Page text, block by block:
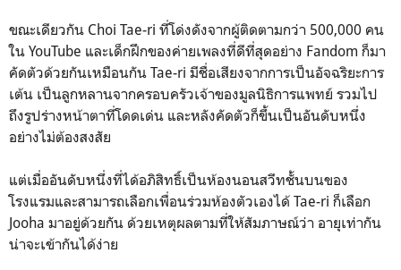
ขณะเดียวกัน Choi Tae-ri ที่โด่งดังจากผู้ติดตามกว่า 500,000 คน
ใน YouTube และเด็กฝึกของค่ายเพลงที่ดีที่สุดอย่าง Fandom ก็มา
คัดตัวด้วยกันเหมือนกัน Tae-ri มีชื่อเสียงจากการเป็นอัจฉริยะการ
เต้น เป็นลูกหลานจากครอบครัวเจ้าของมูลนิธิการแพทย์ รวมไป
ถึงรูปร่างหน้าตาที่โดดเด่น และหลังคัดตัวก็ขึ้นเป็นอันดับหนึ่ง
อย่างไม่ต้องสงสัย
แต่เมื่ออันดับหนึ่งที่ได้อภิสิทธิ์เป็นห้องนอนสวีทชั้นบนของ
โรงแรมและสามารถเลือกเพื่อนร่วมห้องตัวเองได้ Tae-ri ก็เลือก
Jooha มาอยู่ด้วยกัน ด้วยเหตุผลตามที่ให้สัมภาษณ์ว่า อายุเท่ากัน
น่าจะเข้ากันได้ง่าย